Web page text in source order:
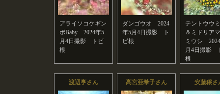
アライソコケギン
ポBaby 2024年5
月4日撮影 トビ
根
ダンゴウオ 2024
年5月4日撮影 ト
ビ根
テントウウ
＆ミドリア
ミウシ
月4日撮影
根
渡辺亨さん 高宮亜希子さん 安藤穣さ